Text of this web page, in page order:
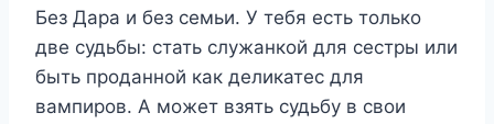
Без Дара и без семьи. У тебя есть только
две судьбы: стать служанкой для сестры или
быть проданной как деликатес для
вампиров. А может взять судьбу в свои